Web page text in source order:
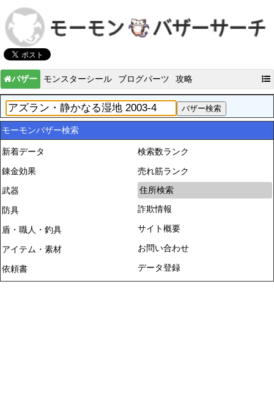
バザー モンスターシール ブログパーツ 攻略
モーモンバザー検索
新着データ
錬金効果
武器
防具
盾・職人・釣具
アイテム・素材
依頼書
検索数ランク
売れ筋ランク
住所検索
詐欺情報
サイト概要
お問い合わせ
データ登録